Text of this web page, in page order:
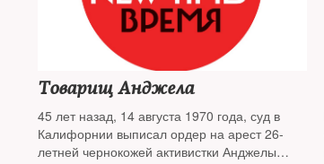
Товарищ Анджела
45 лет назад, 14 августа 1970 года, суд в
Калифорнии выписал ордер на арест 26-
летней чернокожей активистки Анджелы